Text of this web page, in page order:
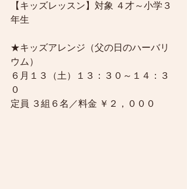
【キッズレッスン】対象 ４才～小学３
年生
★キッズアレンジ（父の日のハーバリ
ウム）
６月１３（土）１３：３０～１４：３
０
定員 ３組６名／料金 ￥２，０００